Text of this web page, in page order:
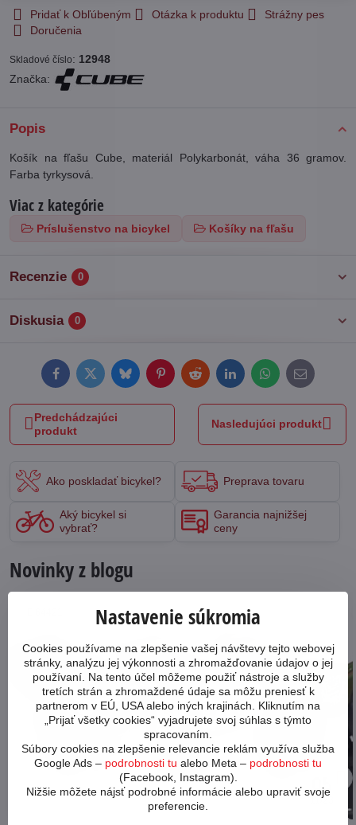
Pridať k Obľúbeným Otázka k produktu
Strážny pes
Doručenia
Skladové číslo: 12948
Značka:
Popis
Košík na fľašu Cube, materiál Polykarbonát, váha 36 gramov.
Farba tyrkysová.
Viac z kategórie
Príslušenstvo na bicykel Košíky na fľašu
Recenzie 0
Diskusia 0
Novinky z blogu
05
11/23
FacebookTwitterBlueskyPinterestRedditLinkedInWhatsApp
E-
mail
Predchádzajúci
produkt
Nasledujúci produkt
Ako poskladať bicykel? Preprava tovaru
Aký bicykel si
vybrať?
Garancia najnižšej
ceny
Nastavenie súkromia
Cookies používame na zlepšenie vašej návštevy tejto webovej
stránky, analýzu jej výkonnosti a zhromažďovanie údajov o jej
používaní. Na tento účel môžeme použiť nástroje a služby
tretích strán a zhromaždené údaje sa môžu preniesť k
partnerom v EÚ, USA alebo iných krajinách. Kliknutím na
„Prijať všetky cookies“ vyjadrujete svoj súhlas s týmto
spracovaním.
Súbory cookies na zlepšenie relevancie reklám využíva služba
Google Ads – podrobnosti tu alebo Meta – podrobnosti tu
(Facebook, Instagram).
Nižšie môžete nájsť podrobné informácie alebo upraviť svoje
preferencie.